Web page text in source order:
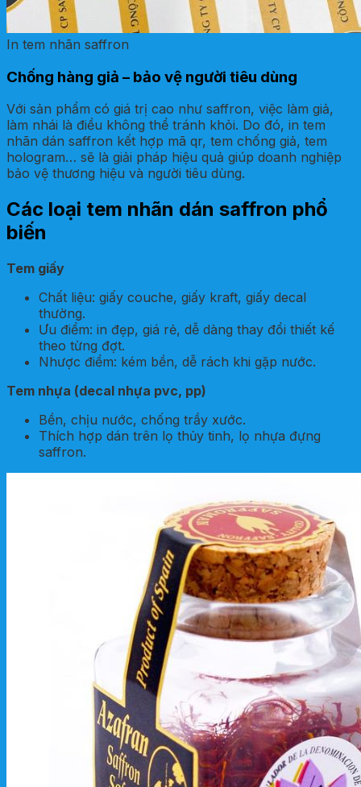
In tem nhãn saffron
Chống hàng giả – bảo vệ người tiêu dùng
Với sản phẩm có giá trị cao như saffron, việc làm giả,
làm nhái là điều không thể tránh khỏi. Do đó, in tem
nhãn dán saffron kết hợp mã qr, tem chống giả, tem
hologram… sẽ là giải pháp hiệu quả giúp doanh nghiệp
bảo vệ thương hiệu và người tiêu dùng.
Các loại tem nhãn dán saffron phổ
biến
Tem giấy
Chất liệu: giấy couche, giấy kraft, giấy decal
thường.
Ưu điểm: in đẹp, giá rẻ, dễ dàng thay đổi thiết kế
theo từng đợt.
Nhược điểm: kém bền, dễ rách khi gặp nước.
Tem nhựa (decal nhựa pvc, pp)
Bền, chịu nước, chống trầy xước.
Thích hợp dán trên lọ thủy tinh, lọ nhựa đựng
saffron.